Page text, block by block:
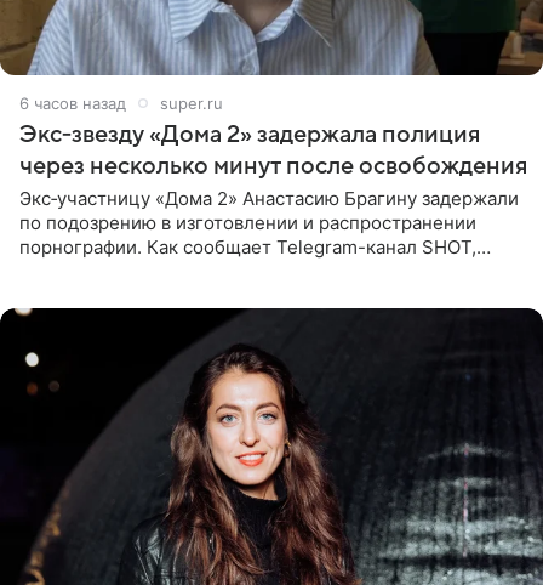
6 часов назад super.ru
Экс‑звезду «Дома 2» задержала полиция
через несколько минут после освобождения
Экс‑участницу «Дома 2» Анастасию Брагину задержали
по подозрению в изготовлении и распространении
порнографии. Как сообщает Telegram-канал SHOT,